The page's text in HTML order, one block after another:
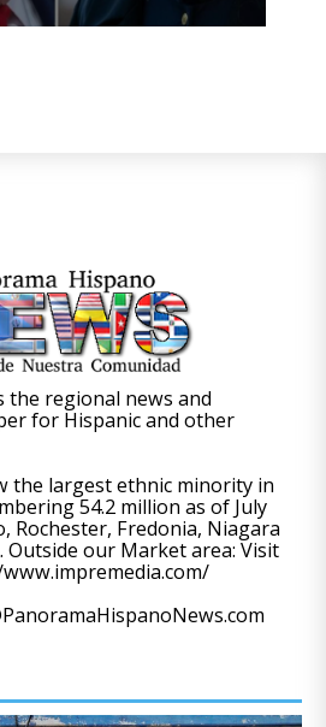
the regional news and
for Hispanic and other
the largest ethnic minority in
54.2 million as of July
Rochester, Fredonia, Niagara
Outside our Market area: Visit